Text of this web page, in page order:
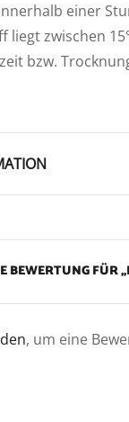
einer
liegt zwischen
bzw.
BEWERTUNG FÜR
, um eine